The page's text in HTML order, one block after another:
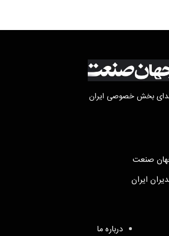
بخش خصوصی ایران
صنعت
ایران
درباره ما